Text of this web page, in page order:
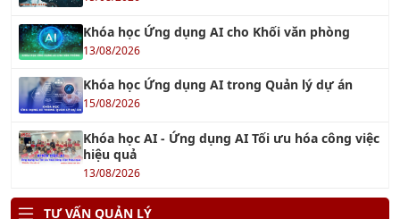
Khóa học Kỹ năng Xây Dựng Quy Trình Nghiệp Vụ chuyên
nghiệp